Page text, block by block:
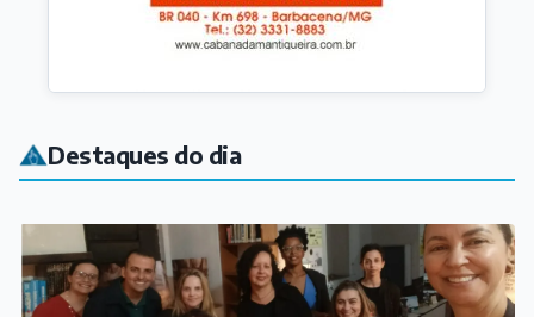
Encontro do Clube do Livro promove reflexões sobre a
obra "Mulheres que Correm com os Lobos"